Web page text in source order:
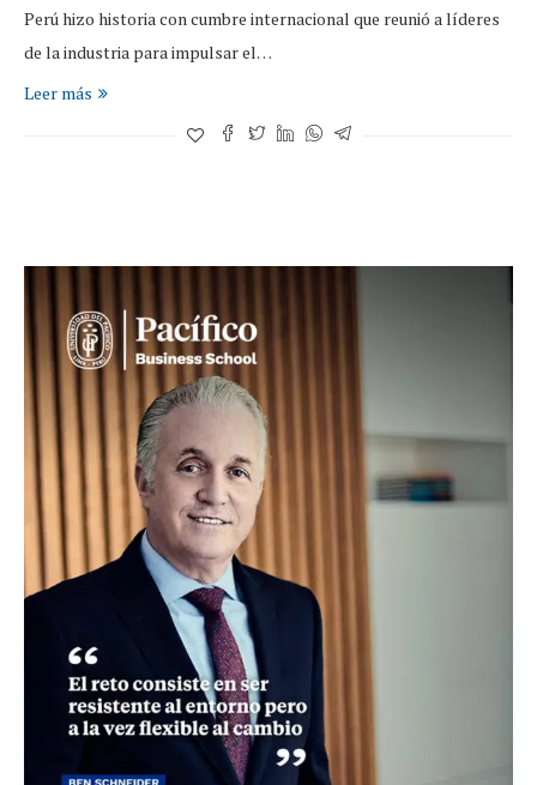
Perú hizo historia con cumbre internacional que reunió a líderes
de la industria para impulsar el…
Leer más